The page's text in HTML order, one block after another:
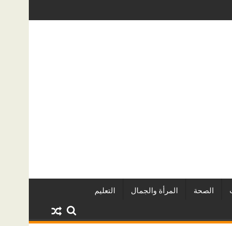
الخفية؟ دليل عملي لأصحاب المنازل في الرياض
الصحة المرأة والجمال التعليم